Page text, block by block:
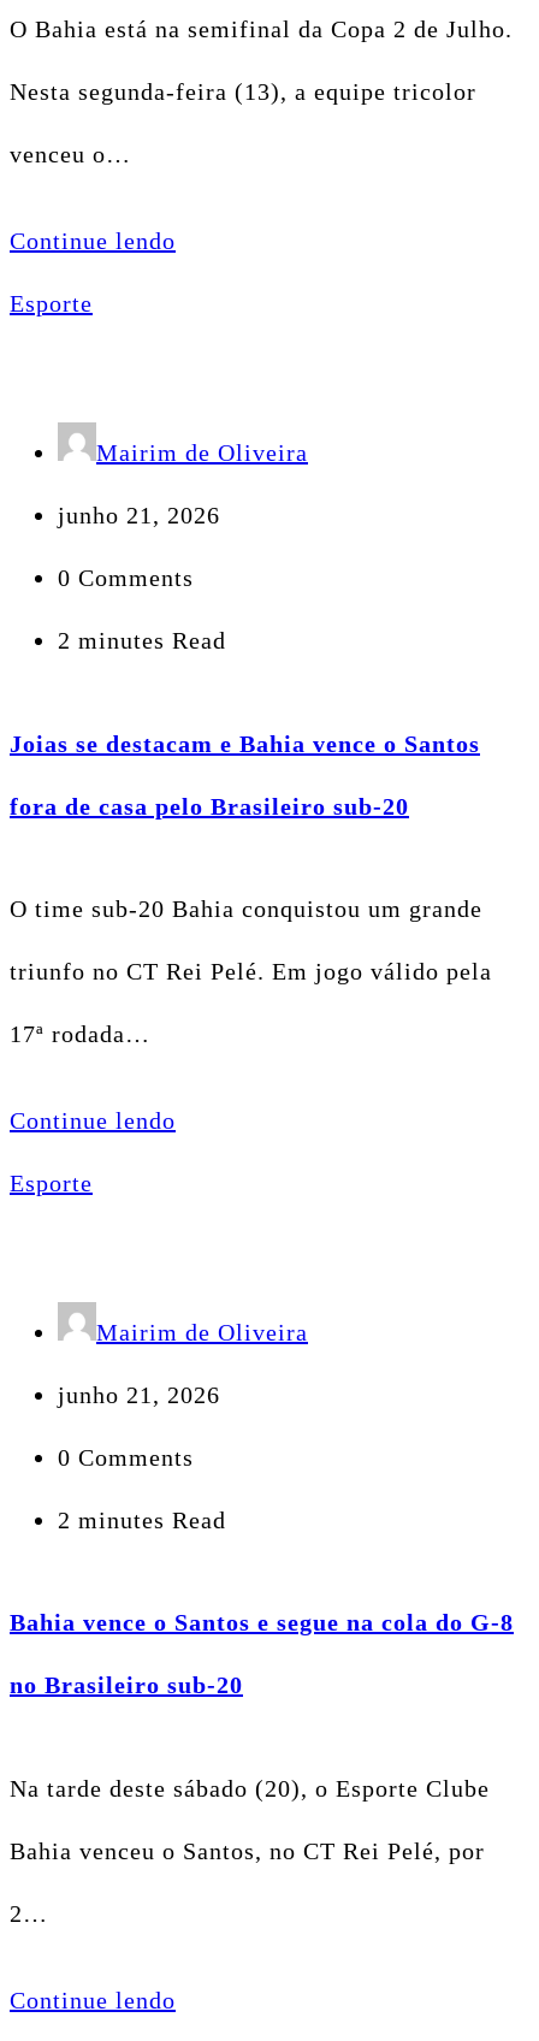
O Bahia está na semifinal da Copa 2 de Julho.
Nesta segunda-feira (13), a equipe tricolor
venceu o…
Continue lendo
Esporte
Mairim de Oliveira
junho 21, 2026
0 Comments
2 minutes Read
Joias se destacam e Bahia vence o Santos
fora de casa pelo Brasileiro sub-20
O time sub-20 Bahia conquistou um grande
triunfo no CT Rei Pelé. Em jogo válido pela
17ª rodada…
Continue lendo
Esporte
Mairim de Oliveira
junho 21, 2026
0 Comments
2 minutes Read
Bahia vence o Santos e segue na cola do G-8
no Brasileiro sub-20
Na tarde deste sábado (20), o Esporte Clube
Bahia venceu o Santos, no CT Rei Pelé, por
2…
Continue lendo